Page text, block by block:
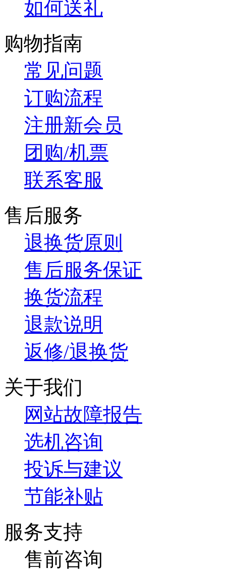
如何送礼
购物指南
常见问题
订购流程
注册新会员
团购/机票
联系客服
售后服务
退换货原则
售后服务保证
换货流程
退款说明
返修/退换货
关于我们
网站故障报告
选机咨询
投诉与建议
节能补贴
服务支持
售前咨询